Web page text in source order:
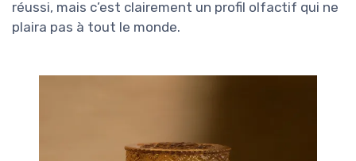
réussi, mais c’est clairement un profil olfactif qui ne
plaira pas à tout le monde.